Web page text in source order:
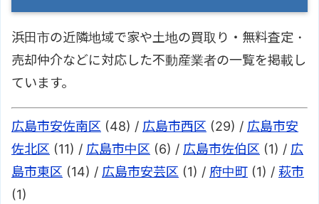
浜田市の近隣地域で家や土地の買取り・無料査定・
売却仲介などに対応した不動産業者の一覧を掲載し
ています。
広島市安佐南区 (48) / 広島市西区 (29) / 広島市安
佐北区 (11) / 広島市中区 (6) / 広島市佐伯区 (1) / 広
島市東区 (14) / 広島市安芸区 (1) / 府中町 (1) / 萩市
(1)